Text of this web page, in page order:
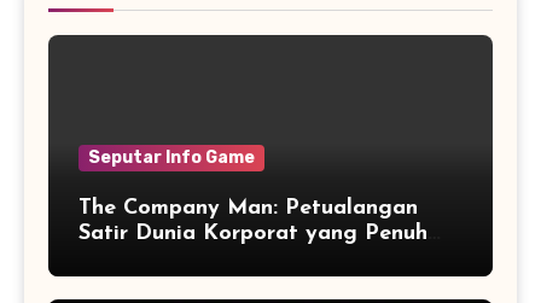
Seputar Info Game
The Company Man: Petualangan
Satir Dunia Korporat yang Penuh